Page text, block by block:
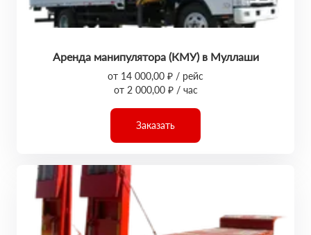
Аренда манипулятора (КМУ) в Муллаши
от 14 000,00 ₽ / рейс
от 2 000,00 ₽ / час
Заказать